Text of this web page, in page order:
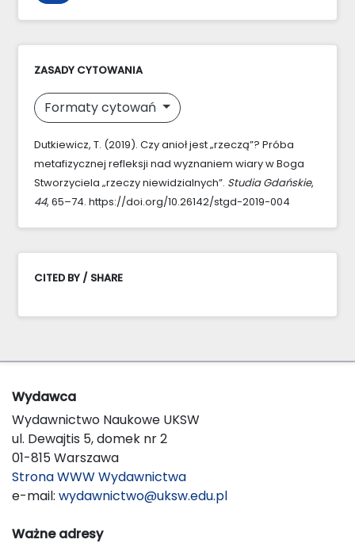
ZASADY CYTOWANIA
Formaty cytowań
Dutkiewicz, T. (2019). Czy anioł jest „rzeczą”? Próba
metafizycznej refleksji nad wyznaniem wiary w Boga
Stworzyciela „rzeczy niewidzialnych”. Studia Gdańskie,
44, 65–74. https://doi.org/10.26142/stgd-2019-004
CITED BY / SHARE
Wydawca
Wydawnictwo Naukowe UKSW
ul. Dewajtis 5, domek nr 2
01-815 Warszawa
Strona WWW Wydawnictwa
e-mail: wydawnictwo@uksw.edu.pl
Ważne adresy